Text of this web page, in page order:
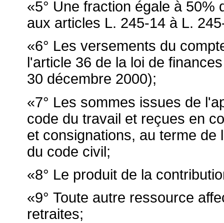
«5° Une fraction égale à
aux articles L. 245-14 à L.
«6° Les versements du
l'article 36 de la loi de
30 décembre 2000);
«7° Les sommes issues de
code du travail et reçues en
et consignations, au terme
du code civil;
«8° Le produit de la
«9° Toute autre ressource
retraites;